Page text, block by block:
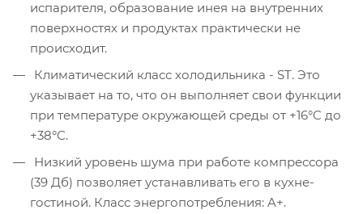
испарителя, образование инея на внутренних
поверхностях и продуктах практически не
происходит.
Климатический класс холодильника - ST. Это
указывает на то, что он выполняет свои функции
при температуре окружающей среды от +16°C до
+38°С.
Низкий уровень шума при работе компрессора
(39 Дб) позволяет устанавливать его в кухне-
гостиной. Класс энергопотребления: A+.